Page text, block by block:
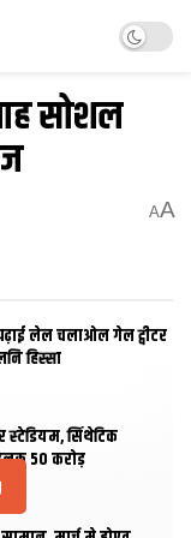
सोशल
AA
लेल चलाओल गेल ट्वीटर
हिस्सा
स्‍टेडि‍यम, सिंथेटिक
50 करोड़